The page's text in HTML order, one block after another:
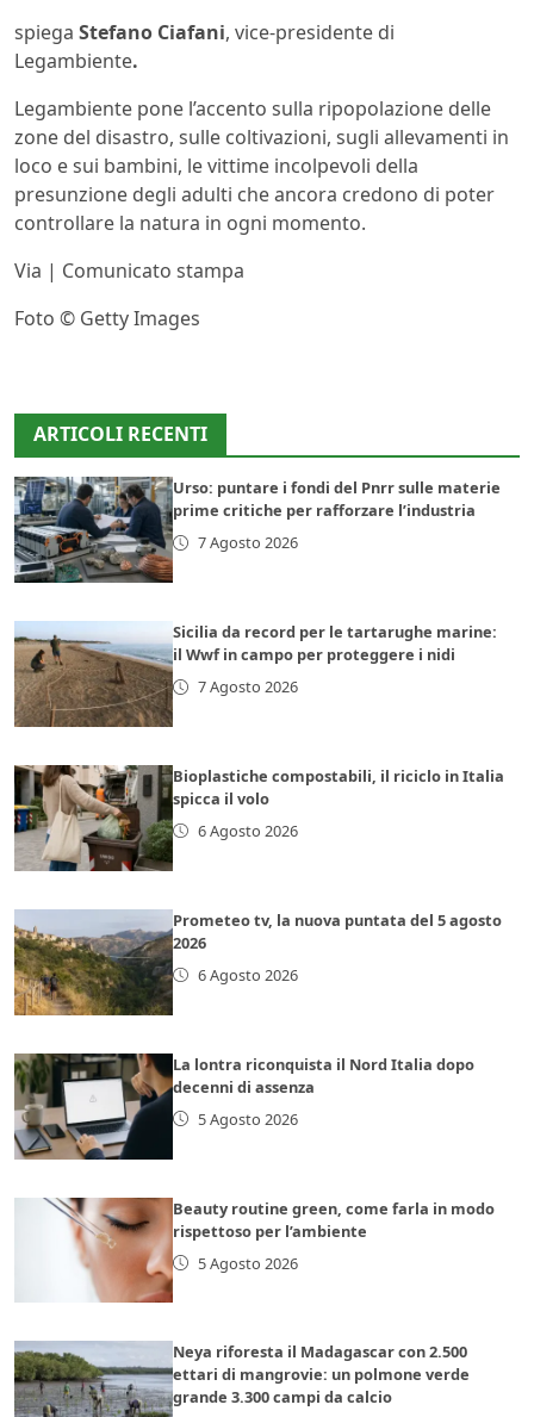
spiega Stefano Ciafani, vice-presidente di
Legambiente.
Legambiente pone l’accento sulla ripopolazione delle
zone del disastro, sulle coltivazioni, sugli allevamenti in
loco e sui bambini, le vittime incolpevoli della
presunzione degli adulti che ancora credono di poter
controllare la natura in ogni momento.
Via | Comunicato stampa
Foto © Getty Images
ARTICOLI RECENTI
Urso: puntare i fondi del Pnrr sulle materie
prime critiche per rafforzare l’industria
7 Agosto 2026
Sicilia da record per le tartarughe marine:
il Wwf in campo per proteggere i nidi
7 Agosto 2026
Bioplastiche compostabili, il riciclo in Italia
spicca il volo
6 Agosto 2026
Prometeo tv, la nuova puntata del 5 agosto
2026
6 Agosto 2026
La lontra riconquista il Nord Italia dopo
decenni di assenza
5 Agosto 2026
Beauty routine green, come farla in modo
rispettoso per l’ambiente
5 Agosto 2026
Neya riforesta il Madagascar con 2.500
ettari di mangrovie: un polmone verde
grande 3.300 campi da calcio